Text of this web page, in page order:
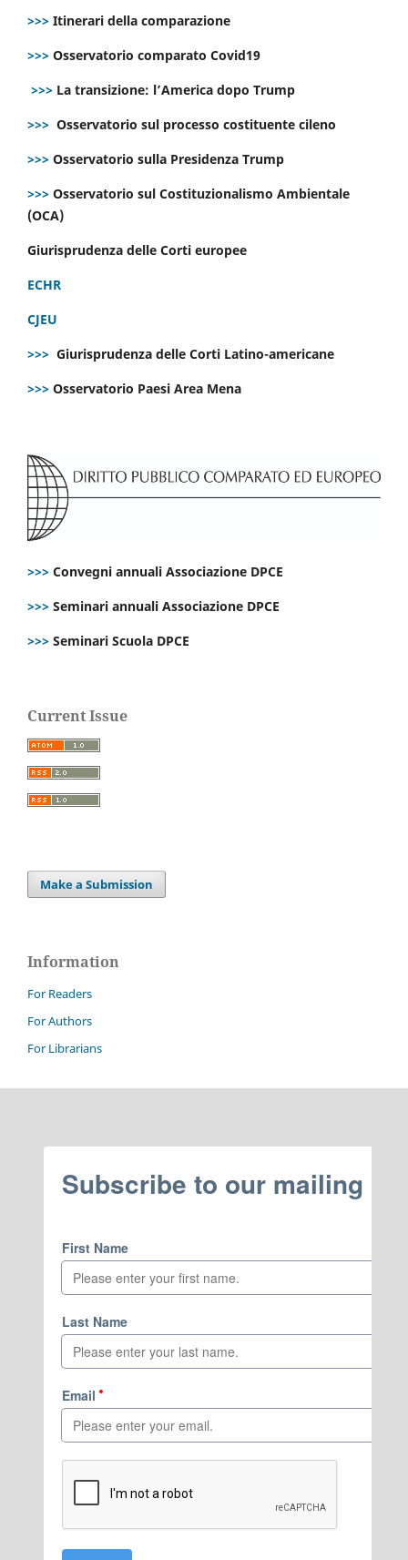
>>> Itinerari della comparazione
>>> Osservatorio comparato Covid19
>>> La transizione: l’America dopo Trump
>>> Osservatorio sul processo costituente cileno
>>> Osservatorio sulla Presidenza Trump
>>> Osservatorio sul Costituzionalismo Ambientale
(OCA)
Giurisprudenza delle Corti europee
ECHR
CJEU
>>> Giurisprudenza delle Corti Latino-americane
>>> Osservatorio Paesi Area Mena
>>> Convegni annuali Associazione DPCE
>>> Seminari annuali Associazione DPCE
>>> Seminari Scuola DPCE
Current Issue
Make a Submission
Information
For Readers
For Authors
For Librarians